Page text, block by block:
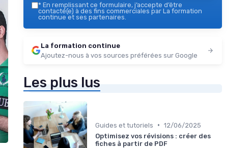
* En remplissant ce formulaire, j’accepte d’être
contacté(e) à des fins commerciales par La formation
continue et ses partenaires.
La formation continue
Ajoutez-nous à vos sources préférées sur Google
Les plus lus
Guides et tutoriels • 12/06/2025
Optimisez vos révisions : créer des
fiches à partir de PDF